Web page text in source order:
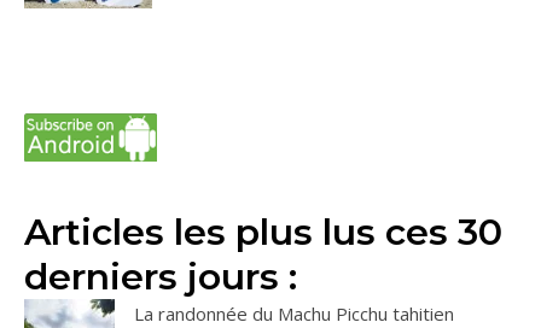
Articles les plus lus ces 30
derniers jours :
La randonnée du Machu Picchu tahitien